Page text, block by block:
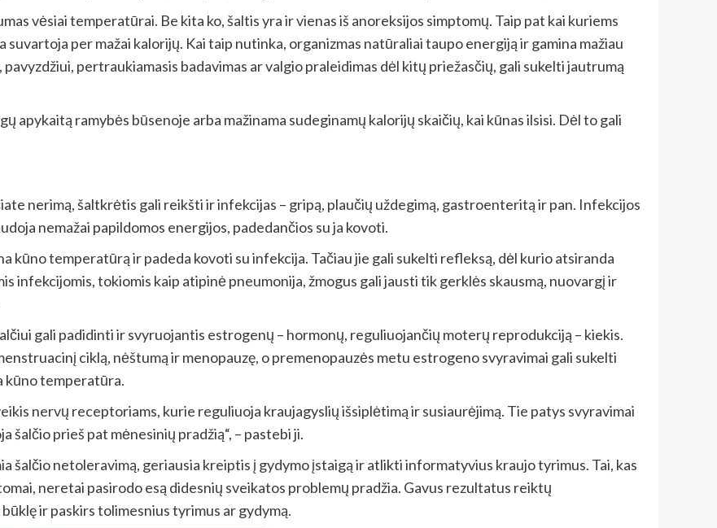
vėsiai temperatūrai. Be kita ko, šaltis yra ir vienas iš anoreksijos simptomų. Taip pat kai kuriems
suvartoja per mažai kalorijų. Kai taip nutinka, organizmas natūraliai taupo energiją ir gamina mažiau
pertraukiamasis badavimas ar valgio praleidimas dėl kitų priežasčių, gali sukelti jautrumą
apykaitą ramybės būsenoje arba mažinama sudeginamų kalorijų skaičių, kai kūnas ilsisi. Dėl to gali
nerimą, šaltkrėtis gali reikšti ir infekcijas – gripą, plaučių uždegimą, gastroenteritą ir pan. Infekcijos
nemažai papildomos energijos, padedančios su ja kovoti.
kūno temperatūrą ir padeda kovoti su infekcija. Tačiau jie gali sukelti refleksą, dėl kurio atsiranda
infekcijomis, tokiomis kaip atipinė pneumonija, žmogus gali jausti tik gerklės skausmą, nuovargį ir
gali padidinti ir svyruojantis estrogenų – hormonų, reguliuojančių moterų reprodukciją – kiekis.
ciklą, nėštumą ir menopauzę, o premenopauzės metu estrogeno svyravimai gali sukelti
kūno temperatūra.
nervų receptoriams, kurie reguliuoja kraujagyslių išsiplėtimą ir susiaurėjimą. Tie patys svyravimai
prieš pat mėnesinių pradžią“, – pastebi ji.
šalčio netoleravimą, geriausia kreiptis į gydymo įstaigą ir atlikti informatyvius kraujo tyrimus. Tai, kas
neretai pasirodo esą didesnių sveikatos problemų pradžia. Gavus rezultatus reiktų
ir paskirs tolimesnius tyrimus ar gydymą.